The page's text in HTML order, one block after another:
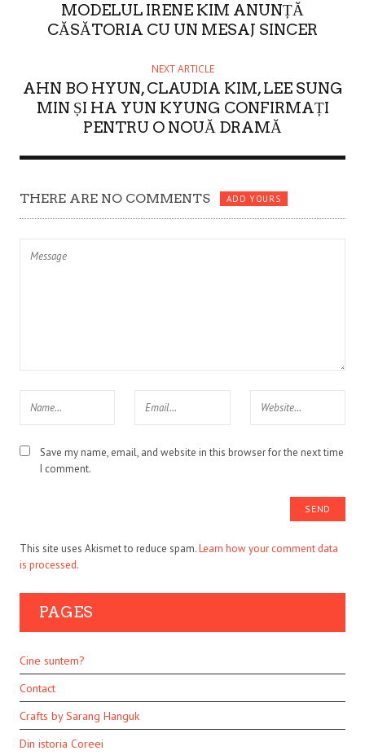
MODELUL IRENE KIM ANUNȚĂ
CĂSĂTORIA CU UN MESAJ SINCER
NEXT ARTICLE
AHN BO HYUN, CLAUDIA KIM, LEE SUNG
MIN ȘI HA YUN KYUNG CONFIRMAȚI
PENTRU O NOUĂ DRAMĂ
THERE ARE NO COMMENTS ADD YOURS
Save my name, email, and website in this browser for the next time
I comment.
This site uses Akismet to reduce spam.Learn how your comment data
is processed.
PAGES
Cine suntem?
Contact
Crafts by Sarang Hanguk
Din istoria Coreei